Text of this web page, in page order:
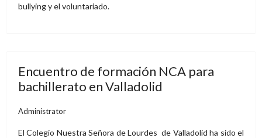
bullying y el voluntariado.
Encuentro de formación NCA para
bachillerato en Valladolid
Administrator
El Colegio Nuestra Señora de Lourdes de Valladolid ha sido el